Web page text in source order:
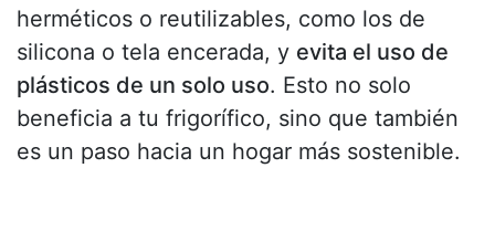
herméticos o reutilizables, como los de
silicona o tela encerada, y evita el uso de
plásticos de un solo uso. Esto no solo
beneficia a tu frigorífico, sino que también
es un paso hacia un hogar más sostenible.